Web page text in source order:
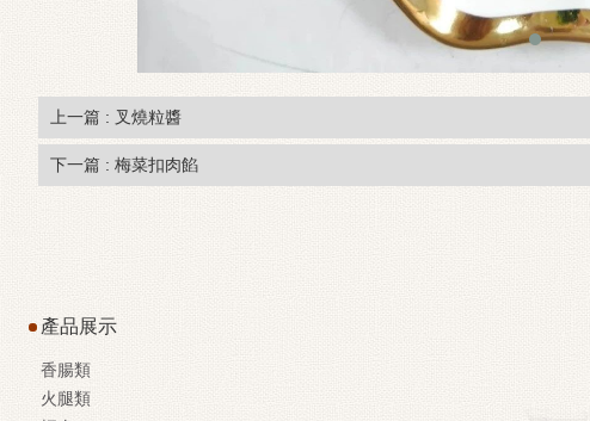
上一篇 : 叉燒粒醬
下一篇 : 梅菜扣肉餡
產品展示
香腸類
火腿類